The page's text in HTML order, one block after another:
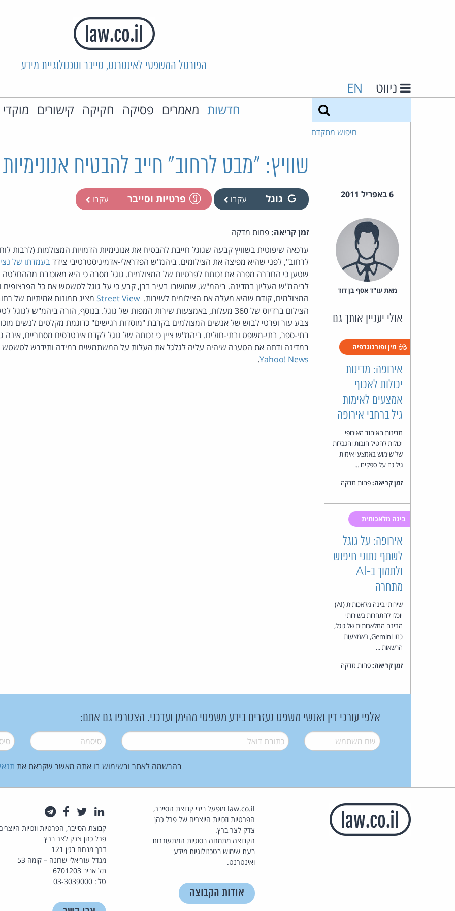
הפורטל המשפטי לאינטרנט, סייבר וטכנולוגיית מידע
ניווט EN
חדשות מאמרים פסיקה חקיקה קישורים
חיפוש מתקדם
שוויץ: "מבט לרחוב" חייב להבטיח אנונימיות
6 באפריל 2011 גוגל עקבו פרטיות וסייבר עקבו
מאת‏ עו"ד אסף בן דוד
אולי יעניין אותך גם
מין ופורנוגרפיה
אירופה: מדינות
יכולות לאכוף
אמצעים לאימות
גיל ברחבי אירופה
מדינות האיחוד האירופי
יכולות להטיל חובות והגבלות
של שימוש באמצעי אימות
גיל גם על ספקים ...
זמן קריאה:פחות מדקה
בינה מלאכותית
אירופה: על גוגל
לשתף נתוני חיפוש
ולתמוך ב-AI
מתחרה
שירותי בינה מלאכותית (AI)
יוכלו להתחרות בשירותי
הבינה המלאכותית של גוגל,
כמו Gemini, באמצעות
הרשאות ...
זמן קריאה:פחות מדקה
זמן קריאה: פחות מדקה
ערכאה שיפוטית בשוויץ קבעה שגוגל חייבת להבטיח את אנונימיות הדמויות המצולמות (לרבות
לרחוב", לפני שהיא מפיצה את הצילומים. ביהמ"ש הפדראלי-אדמיניסטרטיבי צידדבעמדתו של
שטען כי החברה מפרה את זכותם לפרטיות של המצולמים. גוגל מסרה כי היא מאוכזבת מההחלטה
לביהמ"ש העליון במדינה. ביהמ"ש, שמושבו בעיר ברן, קבע כי על גוגל לטשטש את כל הפרצופים
המצולמים, קודם שהיא מעלה את הצילומים לשירות. Street View מציג תמונות אמיתיות של
הצילום ברדיוס של 360 מעלות, באמצעות שירות המפות של גוגל. בנוסף, הורה ביהמ"ש
צבע עור ופרטי לבוש של אנשים המצולמים בקרבת "מוסדות רגישים" כדוגמת מקלטים לנשים
בתי-ספר, בתי-משפט ובתי-חולים. ביהמ"ש ציין כי זכותה של גוגל לקדם אינטרסים מסחריים, אינה
במדינה ודחה את הטענה שיהיה עליה לגלגל את העלות על המשתמשים במידה ותידרש לטשטש
Yahoo! News
.
אלפי עורכי דין ואנשי משפט נעזרים בידע משפטי מהימן ועדכני. הצטרפו גם אתם:
שם משתמש* דואל* סיסמה*
בהרשמה לאתר ובשימוש בו אתה מאשר שקראת את
law.co.il מופעל בידי קבוצת הסייבר,
הפרטיות וזכויות היוצרים של פרל כהן
צדק לצר ברץ.
הקבוצה מתמחה בסוגיות המתעוררות
בעת שימוש בטכנולוגיות מידע
ואינטרנט.
אודות הקבוצה
לינקדאין
טוויטרפייסבוק
קבוצת הסייבר, הפרטיות וזכויות
פרל כהן צדק לצר ברץ
דרך מנחם בגין 121
מגדל עזריאלי שרונה – קומה 53
תל אביב 6701203
טל': 03-3039000